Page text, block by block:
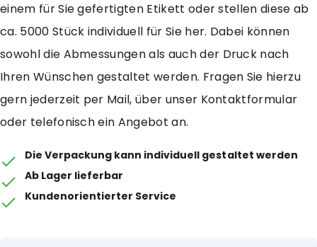
einem für Sie gefertigten Etikett oder stellen diese ab
ca. 5000 Stück individuell für Sie her. Dabei können
sowohl die Abmessungen als auch der Druck nach
Ihren Wünschen gestaltet werden. Fragen Sie hierzu
gern jederzeit per Mail, über unser Kontaktformular
oder telefonisch ein Angebot an.
Die Verpackung kann individuell gestaltet werden
Ab Lager lieferbar
Kundenorientierter Service